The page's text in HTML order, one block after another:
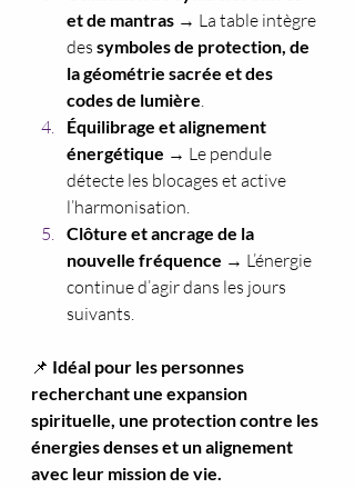
et de mantras → La table intègre
des symboles de protection, de
la géométrie sacrée et des
codes de lumière
Équilibrage et alignement
énergétique → Le pendule
détecte les blocages et active
l’harmonisation.
Clôture et ancrage de la
nouvelle fréquence → L’énergie
continue d’agir dans les jours
suivants.
📌 Idéal pour les personnes
recherchant une expansion
spirituelle, une protection contre les
énergies denses et un alignement
avec leur mission de vie.